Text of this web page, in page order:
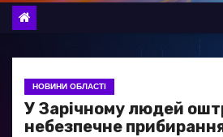
НОВИНИ ОБЛАСТІ
У Зарічному людей
небезпечне